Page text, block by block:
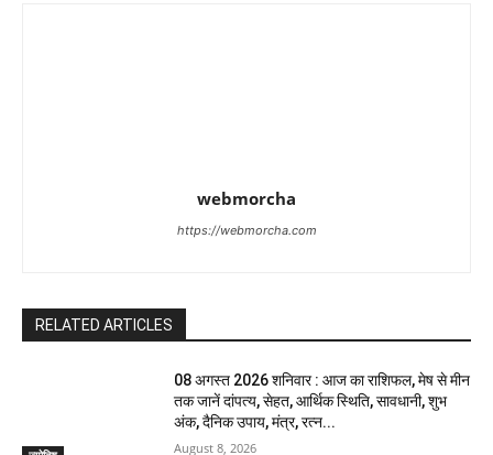
webmorcha
https://webmorcha.com
RELATED ARTICLES
08 अगस्त 2026 शनिवार : आज का राशिफल, मेष से मीन
तक जानें दांपत्य, सेहत, आर्थिक स्थिति, सावधानी, शुभ
अंक, दैनिक उपाय, मंत्र, रत्न...
August 8, 2026